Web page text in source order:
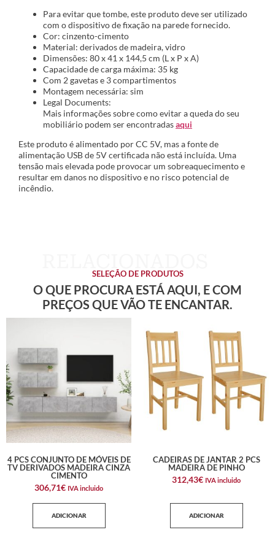
Para evitar que tombe, este produto deve ser utilizado
com o dispositivo de fixação na parede fornecido.
Cor: cinzento-cimento
Material: derivados de madeira, vidro
Dimensões: 80 x 41 x 144,5 cm (L x P x A)
Capacidade de carga máxima: 35 kg
Com 2 gavetas e 3 compartimentos
Montagem necessária: sim
Legal Documents:
Mais informações sobre como evitar a queda do seu
mobiliário podem ser encontradasaqui
Este produto é alimentado por CC 5V, mas a fonte de
alimentação USB de 5V certificada não está incluída. Uma
tensão mais elevada pode provocar um sobreaquecimento e
resultar em danos no dispositivo e no risco potencial de
incêndio.
SELEÇÃO DE PRODUTOS
O QUE PROCURA ESTÁ AQUI, E COM
PREÇOS QUE VÃO TE ENCANTAR.
4 PCS CONJUNTO DE MÓVEIS DE
TV DERIVADOS MADEIRA CINZA
CIMENTO
306,71€ IVA incluido
ADICIONAR
CADEIRAS DE JANTAR 2 PCS
MADEIRA DE PINHO
312,43€ IVA incluido
ADICIONAR